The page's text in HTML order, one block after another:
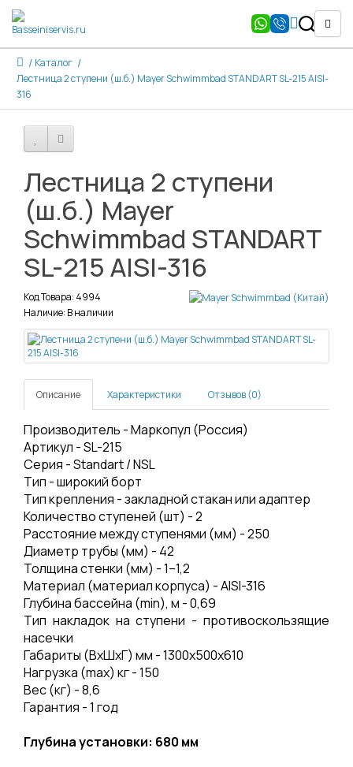
Каталог
Лестница 2 ступени (ш.б.) Mayer Schwimmbad STANDART SL-215 AISI-
316
Лестница 2 ступени
(ш.б.) Mayer
Schwimmbad STANDART
SL-215 AISI-316
Код Товара: 4994
Наличие: В наличии
Описание Характеристики Отзывов (0)
Производитель - Маркопул (Россия)
Артикул - SL-215
Серия - Standart / NSL
Тип - широкий борт
Тип крепления - закладной стакан или адаптер
Количество ступеней (шт) - 2
Расстояние между ступенями (мм) - 250
Диаметр трубы (мм) - 42
Толщина стенки (мм) - 1–1,2
Материал (материал корпуса) - AISI-316
Глубина бассейна (min), м - 0,69
Тип накладок на ступени - противоскользящие
насечки
Габариты (ВхШхГ) мм - 1300х500х610
Нагрузка (mах) кг - 150
Вес (кг) - 8,6
Гарантия - 1 год
Глубина установки: 680 мм